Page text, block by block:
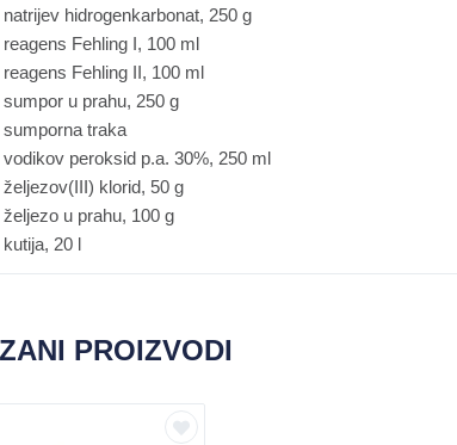
natrijev hidrogenkarbonat, 250 g
reagens Fehling I, 100 ml
reagens Fehling II, 100 ml
sumpor u prahu, 250 g
sumporna traka
vodikov peroksid p.a. 30%, 250 ml
željezov(III) klorid, 50 g
željezo u prahu, 100 g
kutija, 20 l
PROIZVODI